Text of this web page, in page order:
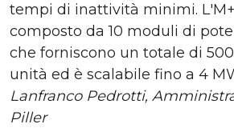
tempi di inattività minimi.
composto da 10 moduli di
che forniscono un totale di
unità ed è scalabile fino a 4
Lanfranco Pedrotti,
Piller